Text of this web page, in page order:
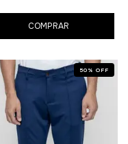
COMPRAR
50 % OFF